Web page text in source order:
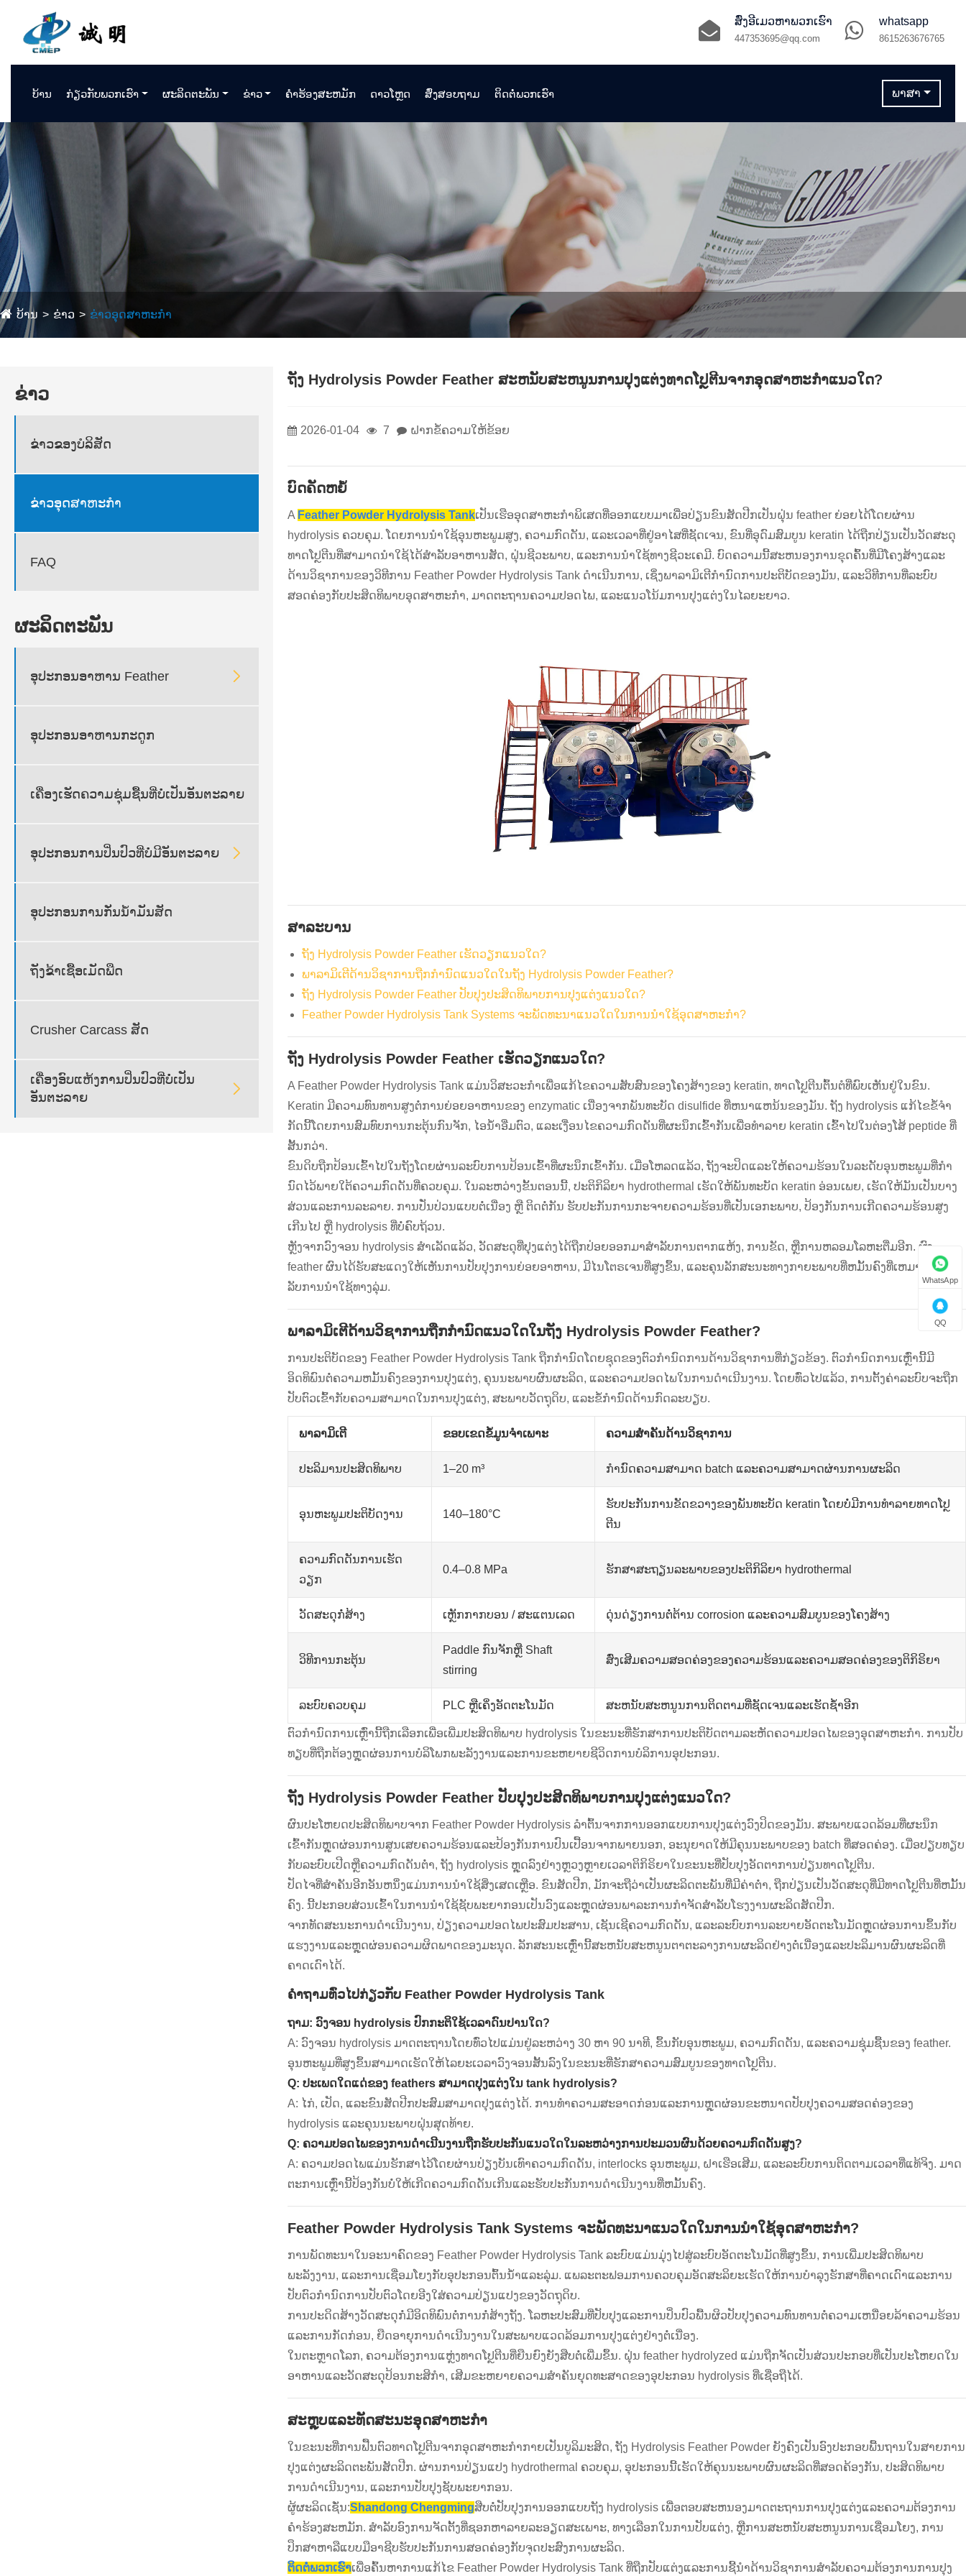
whatsapp
8615263676765
ສົ່ງອີເມວຫາພວກເຮົາ
447353695@qq.com
ບ້ານ ກ່ຽວກັບພວກເຮົາ ຜະລິດຕະພັນ ຂ່າວ ຄໍາຮ້ອງສະຫມັກ ດາວໂຫຼດ ສົ່ງສອບຖາມ ຕິດຕໍ່ພວກເຮົາ ພາສາ
ບ້ານ ຂ່າວ ຂ່າວອຸດສາຫະກໍາ
ຂ່າວ
ຂ່າວຂອງບໍລິສັດ
ຂ່າວອຸດສາຫະກໍາ
FAQ
ຜະລິດຕະພັນ
ອຸປະກອນອາຫານ Feather 
ອຸປະກອນອາຫານກະດູກ
ເຄື່ອງເຮັດຄວາມຊຸ່ມຊື້ນທີ່ບໍ່ເປັນອັນຕະລາຍ
ອຸປະກອນການປິ່ນປົວທີ່ບໍ່ມີອັນຕະລາຍ 
ອຸປະກອນການກັ່ນນໍ້າມັນສັດ
ຖັງຂ້າເຊື້ອເມັດພືດ
Crusher Carcass ສັດ
ເຄື່ອງອົບແຫ້ງການປິ່ນປົວທີ່ບໍ່ເປັນ
ອັນຕະລາຍ

ຖັງ Hydrolysis Powder Feather ສະຫນັບສະຫນູນການປຸງແຕ່ງທາດໂປຼຕີນຈາກອຸດສາຫະກໍາແນວໃດ?
2026-01-04 7 ຝາກຂໍ້ຄວາມໃຫ້ຂ້ອຍ
ບົດຄັດຫຍໍ້
A Feather Powder Hydrolysis Tankເປັນເຮືອອຸດສາຫະກໍາພິເສດທີ່ອອກແບບມາເພື່ອປ່ຽນຂົນສັດປີກເປັນຝຸ່ນ feather ຍ່ອຍໄດ້ໂດຍຜ່ານ
hydrolysis ຄວບຄຸມ. ໂດຍການນໍາໃຊ້ອຸນຫະພູມສູງ, ຄວາມກົດດັນ, ແລະເວລາທີ່ຢູ່ອາໄສທີ່ຊັດເຈນ, ຂົນທີ່ອຸດົມສົມບູນ keratin ໄດ້ຖືກປ່ຽນເປັນວັດສະດຸ
ທາດໂປຼຕີນທີ່ສາມາດນໍາໃຊ້ໄດ້ສໍາລັບອາຫານສັດ, ຝຸ່ນຊີວະພາບ, ແລະການນໍາໃຊ້ທາງຊີວະເຄມີ. ບົດຄວາມນີ້ສະຫນອງການຂຸດຄົ້ນທີ່ມີໂຄງສ້າງແລະ
ດ້ານວິຊາການຂອງວິທີການ Feather Powder Hydrolysis Tank ດໍາເນີນການ, ເຊິ່ງພາລາມິເຕີກໍານົດການປະຕິບັດຂອງມັນ, ແລະວິທີການທີ່ລະບົບ
ສອດຄ່ອງກັບປະສິດທິພາບອຸດສາຫະກໍາ, ມາດຕະຖານຄວາມປອດໄພ, ແລະແນວໂນ້ມການປຸງແຕ່ງໃນໄລຍະຍາວ.
ສາລະບານ
ຖັງ Hydrolysis Powder Feather ເຮັດວຽກແນວໃດ?
ພາລາມິເຕີດ້ານວິຊາການຖືກກໍານົດແນວໃດໃນຖັງ Hydrolysis Powder Feather?
ຖັງ Hydrolysis Powder Feather ປັບປຸງປະສິດທິພາບການປຸງແຕ່ງແນວໃດ?
Feather Powder Hydrolysis Tank Systems ຈະພັດທະນາແນວໃດໃນການນໍາໃຊ້ອຸດສາຫະກໍາ?
ຖັງ Hydrolysis Powder Feather ເຮັດວຽກແນວໃດ?
A Feather Powder Hydrolysis Tank ແມ່ນວິສະວະກໍາເພື່ອແກ້ໄຂຄວາມສັບສົນຂອງໂຄງສ້າງຂອງ keratin, ທາດໂປຼຕີນຕົ້ນຕໍທີ່ພົບເຫັນຢູ່ໃນຂົນ.
Keratin ມີຄວາມທົນທານສູງຕໍ່ການຍ່ອຍອາຫານຂອງ enzymatic ເນື່ອງຈາກພັນທະບັດ disulfide ທີ່ຫນາແຫນ້ນຂອງມັນ. ຖັງ hydrolysis ແກ້ໄຂຂໍ້ຈໍາ
ກັດນີ້ໂດຍການສົມທົບການກະຕຸ້ນກົນຈັກ, ໄອນ້ໍາອີ່ມຕົວ, ແລະເງື່ອນໄຂຄວາມກົດດັນທີ່ຜະນຶກເຂົ້າກັນເພື່ອທໍາລາຍ keratin ເຂົ້າໄປໃນຕ່ອງໂສ້ peptide ທີ່
ສັ້ນກວ່າ.
ຂົນດິບຖືກປ້ອນເຂົ້າໄປໃນຖັງໂດຍຜ່ານລະບົບການປ້ອນເຂົ້າທີ່ຜະນຶກເຂົ້າກັນ. ເມື່ອໂຫລດແລ້ວ, ຖັງຈະປິດແລະໃຫ້ຄວາມຮ້ອນໃນລະດັບອຸນຫະພູມທີ່ກໍາ
ນົດໄວ້ພາຍໃຕ້ຄວາມກົດດັນທີ່ຄວບຄຸມ. ໃນລະຫວ່າງຂັ້ນຕອນນີ້, ປະຕິກິລິຍາ hydrothermal ເຮັດໃຫ້ພັນທະບັດ keratin ອ່ອນເພຍ, ເຮັດໃຫ້ມັນເປັນບາງ
ສ່ວນແລະການລະລາຍ. ການປັ່ນປ່ວນແບບຕໍ່ເນື່ອງ ຫຼື ຕິດຕໍ່ກັນ ຮັບປະກັນການກະຈາຍຄວາມຮ້ອນທີ່ເປັນເອກະພາບ, ປ້ອງກັນການເກີດຄວາມຮ້ອນສູງ
ເກີນໄປ ຫຼື hydrolysis ທີ່ບໍ່ຄົບຖ້ວນ.
ຫຼັງຈາກວົງຈອນ hydrolysis ສໍາເລັດແລ້ວ, ວັດສະດຸທີ່ປຸງແຕ່ງໄດ້ຖືກປ່ອຍອອກມາສໍາລັບການຕາກແຫ້ງ, ການຂັດ, ຫຼືການຫລອມໂລຫະຕື່ມອີກ. ຜົງ
feather ຜົນໄດ້ຮັບສະແດງໃຫ້ເຫັນການປັບປຸງການຍ່ອຍອາຫານ, ມີໄນໂຕຣເຈນທີ່ສູງຂຶ້ນ, ແລະຄຸນລັກສະນະທາງກາຍະພາບທີ່ຫມັ້ນຄົງທີ່ເຫມາະສົມສໍາ
ລັບການນໍາໃຊ້ທາງລຸ່ມ.
ພາລາມິເຕີດ້ານວິຊາການຖືກກໍານົດແນວໃດໃນຖັງ Hydrolysis Powder Feather?
ການປະຕິບັດຂອງ Feather Powder Hydrolysis Tank ຖືກກໍານົດໂດຍຊຸດຂອງຕົວກໍານົດການດ້ານວິຊາການທີ່ກ່ຽວຂ້ອງ. ຕົວກໍານົດການເຫຼົ່ານີ້ມີ
ອິດທິພົນຕໍ່ຄວາມຫມັ້ນຄົງຂອງການປຸງແຕ່ງ, ຄຸນນະພາບຜົນຜະລິດ, ແລະຄວາມປອດໄພໃນການດໍາເນີນງານ. ໂດຍທົ່ວໄປແລ້ວ, ການຕັ້ງຄ່າລະບົບຈະຖືກ
ປັບຕົວເຂົ້າກັບຄວາມສາມາດໃນການປຸງແຕ່ງ, ສະພາບວັດຖຸດິບ, ແລະຂໍ້ກໍານົດດ້ານກົດລະບຽບ.
ພາລາມິເຕີ ຂອບເຂດຂໍ້ມູນຈໍາເພາະ ຄວາມສໍາຄັນດ້ານວິຊາການ
ປະລິມານປະສິດທິພາບ 1–20 m³ ກໍາ​ນົດ​ຄວາມ​ສາ​ມາດ batch ແລະ​ຄວາມ​ສາ​ມາດ​ຜ່ານ​ການ​ຜະ​ລິດ​
ອຸນຫະພູມປະຕິບັດງານ 140–180°C
ຮັບປະກັນການຂັດຂວາງຂອງພັນທະບັດ keratin ໂດຍບໍ່ມີການທໍາລາຍທາດໂປຼ
ຕີນ
ຄວາມກົດດັນການເຮັດ
ວຽກ
0.4–0.8 MPa ຮັກສາສະຖຽນລະພາບຂອງປະຕິກິລິຍາ hydrothermal
ວັດສະດຸກໍ່ສ້າງ ເຫຼັກກາກບອນ / ສະແຕນເລດ ດຸ່ນດ່ຽງການຕໍ່ຕ້ານ corrosion ແລະຄວາມສົມບູນຂອງໂຄງສ້າງ
ວິທີການກະຕຸ້ນ
Paddle ກົນຈັກຫຼື Shaft
stirring
ສົ່ງເສີມຄວາມສອດຄ່ອງຂອງຄວາມຮ້ອນແລະຄວາມສອດຄ່ອງຂອງຕິກິຣິຍາ
ລະບົບຄວບຄຸມ PLC ຫຼືເຄິ່ງອັດຕະໂນມັດ ສະຫນັບສະຫນູນການຕິດຕາມທີ່ຊັດເຈນແລະເຮັດຊ້ໍາອີກ
ຕົວກໍານົດການເຫຼົ່ານີ້ຖືກເລືອກເພື່ອເພີ່ມປະສິດທິພາບ hydrolysis ໃນຂະນະທີ່ຮັກສາການປະຕິບັດຕາມລະຫັດຄວາມປອດໄພຂອງອຸດສາຫະກໍາ. ການ​ປັບ​
ທຽບ​ທີ່​ຖືກ​ຕ້ອງ​ຫຼຸດ​ຜ່ອນ​ການ​ບໍ​ລິ​ໂພກ​ພະ​ລັງ​ງານ​ແລະ​ການ​ຂະ​ຫຍາຍ​ຊີ​ວິດ​ການ​ບໍ​ລິ​ການ​ອຸ​ປະ​ກອນ​.
ຖັງ Hydrolysis Powder Feather ປັບປຸງປະສິດທິພາບການປຸງແຕ່ງແນວໃດ?
ຜົນປະໂຫຍດປະສິດທິພາບຈາກ Feather Powder Hydrolysis ລໍາຕົ້ນຈາກການອອກແບບການປຸງແຕ່ງວົງປິດຂອງມັນ. ສະພາບແວດລ້ອມທີ່ຜະນຶກ
ເຂົ້າກັນຫຼຸດຜ່ອນການສູນເສຍຄວາມຮ້ອນແລະປ້ອງກັນການປົນເປື້ອນຈາກພາຍນອກ, ອະນຸຍາດໃຫ້ມີຄຸນນະພາບຂອງ batch ທີ່ສອດຄ່ອງ. ເມື່ອປຽບທຽບ
ກັບລະບົບເປີດຫຼືຄວາມກົດດັນຕ່ໍາ, ຖັງ hydrolysis ຫຼຸດລົງຢ່າງຫຼວງຫຼາຍເວລາຕິກິຣິຍາໃນຂະນະທີ່ປັບປຸງອັດຕາການປ່ຽນທາດໂປຼຕີນ.
ປັດໄຈທີ່ສໍາຄັນອີກອັນຫນຶ່ງແມ່ນການນໍາໃຊ້ສິ່ງເສດເຫຼືອ. ຂົນສັດປີກ, ມັກຈະຖືວ່າເປັນຜະລິດຕະພັນທີ່ມີຄ່າຕໍ່າ, ຖືກປ່ຽນເປັນວັດສະດຸທີ່ມີທາດໂປຼຕີນທີ່ຫມັ້ນ
ຄົງ. ນີ້ປະກອບສ່ວນເຂົ້າໃນການນໍາໃຊ້ຊັບພະຍາກອນເປັນວົງແລະຫຼຸດຜ່ອນພາລະການກໍາຈັດສໍາລັບໂຮງງານຜະລິດສັດປີກ.
ຈາກທັດສະນະການດໍາເນີນງານ, ປ່ຽງຄວາມປອດໄພປະສົມປະສານ, ເຊັນເຊີຄວາມກົດດັນ, ແລະລະບົບການລະບາຍອັດຕະໂນມັດຫຼຸດຜ່ອນການຂຶ້ນກັບ
ແຮງງານແລະຫຼຸດຜ່ອນຄວາມຜິດພາດຂອງມະນຸດ. ລັກສະນະເຫຼົ່ານີ້ສະຫນັບສະຫນູນຕາຕະລາງການຜະລິດຢ່າງຕໍ່ເນື່ອງແລະປະລິມານຜົນຜະລິດທີ່
ຄາດເດົາໄດ້.
ຄໍາຖາມທົ່ວໄປກ່ຽວກັບ Feather Powder Hydrolysis Tank
ຖາມ: ວົງຈອນ hydrolysis ປົກກະຕິໃຊ້ເວລາດົນປານໃດ?
A: ວົງຈອນ hydrolysis ມາດຕະຖານໂດຍທົ່ວໄປແມ່ນຢູ່ລະຫວ່າງ 30 ຫາ 90 ນາທີ, ຂຶ້ນກັບອຸນຫະພູມ, ຄວາມກົດດັນ, ແລະຄວາມຊຸ່ມຊື້ນຂອງ feather.
ອຸນຫະພູມທີ່ສູງຂຶ້ນສາມາດເຮັດໃຫ້ໄລຍະເວລາວົງຈອນສັ້ນລົງໃນຂະນະທີ່ຮັກສາຄວາມສົມບູນຂອງທາດໂປຼຕີນ.
Q: ປະເພດໃດແດ່ຂອງ feathers ສາມາດປຸງແຕ່ງໃນ tank hydrolysis?
A: ໄກ່, ເປັດ, ແລະຂົນສັດປີກປະສົມສາມາດປຸງແຕ່ງໄດ້. ການທໍາຄວາມສະອາດກ່ອນແລະການຫຼຸດຜ່ອນຂະຫນາດປັບປຸງຄວາມສອດຄ່ອງຂອງ
hydrolysis ແລະຄຸນນະພາບຝຸ່ນສຸດທ້າຍ.
Q: ຄວາມປອດໄພຂອງການດໍາເນີນງານຖືກຮັບປະກັນແນວໃດໃນລະຫວ່າງການປະມວນຜົນດ້ວຍຄວາມກົດດັນສູງ?
A: ຄວາມປອດໄພແມ່ນຮັກສາໄວ້ໂດຍຜ່ານປ່ຽງບັນເທົາຄວາມກົດດັນ, interlocks ອຸນຫະພູມ, ຝາເຮືອເສີມ, ແລະລະບົບການຕິດຕາມເວລາທີ່ແທ້ຈິງ. ມາດ
ຕະການເຫຼົ່ານີ້ປ້ອງກັນບໍ່ໃຫ້ເກີດຄວາມກົດດັນເກີນແລະຮັບປະກັນການດໍາເນີນງານທີ່ຫມັ້ນຄົງ.
Feather Powder Hydrolysis Tank Systems ຈະພັດທະນາແນວໃດໃນການນໍາໃຊ້ອຸດສາຫະກໍາ?
ການພັດທະນາໃນອະນາຄົດຂອງ Feather Powder Hydrolysis Tank ລະບົບແມ່ນມຸ່ງໄປສູ່ລະບົບອັດຕະໂນມັດທີ່ສູງຂຶ້ນ, ການເພີ່ມປະສິດທິພາບ
ພະລັງງານ, ແລະການເຊື່ອມໂຍງກັບອຸປະກອນຕົ້ນນ້ໍາແລະລຸ່ມ. ແພລະຕະຟອມການຄວບຄຸມອັດສະລິຍະເຮັດໃຫ້ການບໍາລຸງຮັກສາທີ່ຄາດເດົາແລະການ
ປັບຕົວກໍານົດການປັບຕົວໂດຍອີງໃສ່ຄວາມປ່ຽນແປງຂອງວັດຖຸດິບ.
ການປະດິດສ້າງວັດສະດຸກໍ່ມີອິດທິພົນຕໍ່ການກໍ່ສ້າງຖັງ. ໂລຫະປະສົມທີ່ປັບປຸງແລະການປິ່ນປົວພື້ນຜິວປັບປຸງຄວາມທົນທານຕໍ່ຄວາມເຫນື່ອຍລ້າຄວາມຮ້ອນ
ແລະການກັດກ່ອນ, ຍືດອາຍຸການດໍາເນີນງານໃນສະພາບແວດລ້ອມການປຸງແຕ່ງຢ່າງຕໍ່ເນື່ອງ.
ໃນຕະຫຼາດໂລກ, ຄວາມຕ້ອງການແຫຼ່ງທາດໂປຼຕີນທີ່ຍືນຍົງຍັງສືບຕໍ່ເພີ່ມຂຶ້ນ. ຝຸ່ນ feather hydrolyzed ແມ່ນຖືກຈັດເປັນສ່ວນປະກອບທີ່ເປັນປະໂຫຍດໃນ
ອາຫານແລະວັດສະດຸປ້ອນກະສິກໍາ, ເສີມຂະຫຍາຍຄວາມສໍາຄັນຍຸດທະສາດຂອງອຸປະກອນ hydrolysis ທີ່ເຊື່ອຖືໄດ້.
ສະຫຼຸບແລະທັດສະນະອຸດສາຫະກໍາ
ໃນຂະນະທີ່ການຟື້ນຕົວທາດໂປຼຕີນຈາກອຸດສາຫະກໍາກາຍເປັນບູລິມະສິດ, ຖັງ Hydrolysis Feather Powder ຍັງຄົງເປັນອົງປະກອບພື້ນຖານໃນສາຍການ
ປຸງແຕ່ງຜະລິດຕະພັນສັດປີກ. ຜ່ານ​ການ​ປ່ຽນ​ແປງ hydrothermal ຄວບ​ຄຸມ​, ອຸ​ປະ​ກອນ​ນີ້​ເຮັດ​ໃຫ້​ຄຸນ​ນະ​ພາບ​ຜົນ​ຜະ​ລິດ​ທີ່​ສອດ​ຄ້ອງ​ກັນ​, ປະ​ສິດ​ທິ​ພາບ​
ການ​ດໍາ​ເນີນ​ງານ​, ແລະ​ການ​ປັບ​ປຸງ​ຊັບ​ພະ​ຍາ​ກອນ​.
ຜູ້ຜະລິດເຊັ່ນ:Shandong Chengmingສືບຕໍ່ປັບປຸງການອອກແບບຖັງ hydrolysis ເພື່ອຕອບສະຫນອງມາດຕະຖານການປຸງແຕ່ງແລະຄວາມຕ້ອງການ
ຄໍາຮ້ອງສະຫມັກ. ສໍາລັບອົງການຈັດຕັ້ງທີ່ຊອກຫາລາຍລະອຽດສະເພາະ, ທາງເລືອກໃນການປັບແຕ່ງ, ຫຼືການສະຫນັບສະຫນູນການເຊື່ອມໂຍງ, ການ
ປຶກສາຫາລືແບບມືອາຊີບຮັບປະກັນການສອດຄ່ອງກັບຈຸດປະສົງການຜະລິດ.
ຕິດຕໍ່ພວກເຮົາເພື່ອຄົ້ນຫາການແກ້ໄຂ Feather Powder Hydrolysis Tank ທີ່ຖືກປັບແຕ່ງແລະການຊີ້ນໍາດ້ານວິຊາການສໍາລັບຄວາມຕ້ອງການການປຸງ
WhatsApp
QQ